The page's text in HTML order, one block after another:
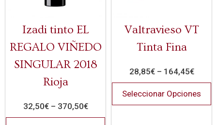
Izadi tinto EL
REGALO VIÑEDO
SINGULAR 2018
Rioja
32,50€– 370,50€
Valtravieso VT
Tinta Fina
28,85€– 164,45€
Seleccionar Opciones